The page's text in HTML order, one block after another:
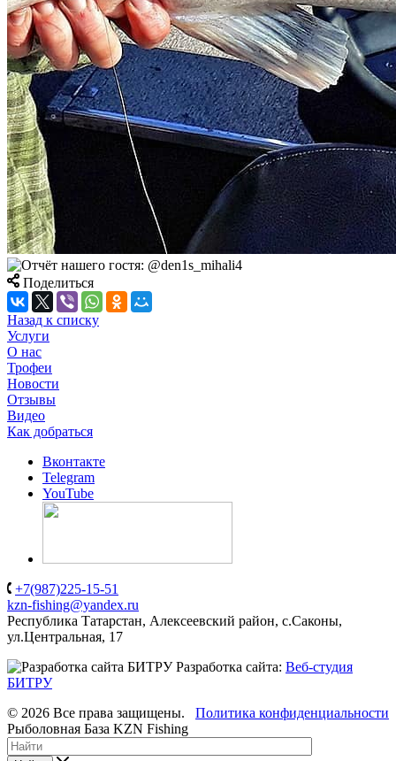
Поделиться
Назад к списку
Услуги
О нас
Трофеи
Новости
Отзывы
Видео
Как добраться
Вконтакте
Telegram
YouTube
+7(987)225-15-51
kzn-fishing@yandex.ru
Республика Татарстан, Алексеевский район, с.Саконы,
ул.Центральная, 17
Разработка сайта: Веб-студия
БИТРУ
Политика конфиденциальности
© 2026 Все права защищены.
Рыболовная База KZN Fishing